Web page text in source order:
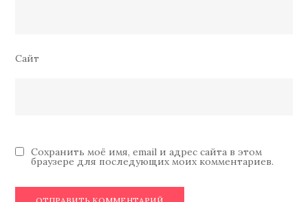
Сайт
Сохранить моё имя, email и адрес сайта в этом
браузере для последующих моих комментариев.